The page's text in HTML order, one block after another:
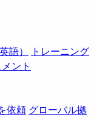
語）
トレーニング
ント
依頼 グローバル拠